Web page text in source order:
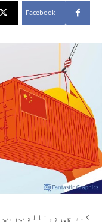
Facebook
کله چې ډونالډ